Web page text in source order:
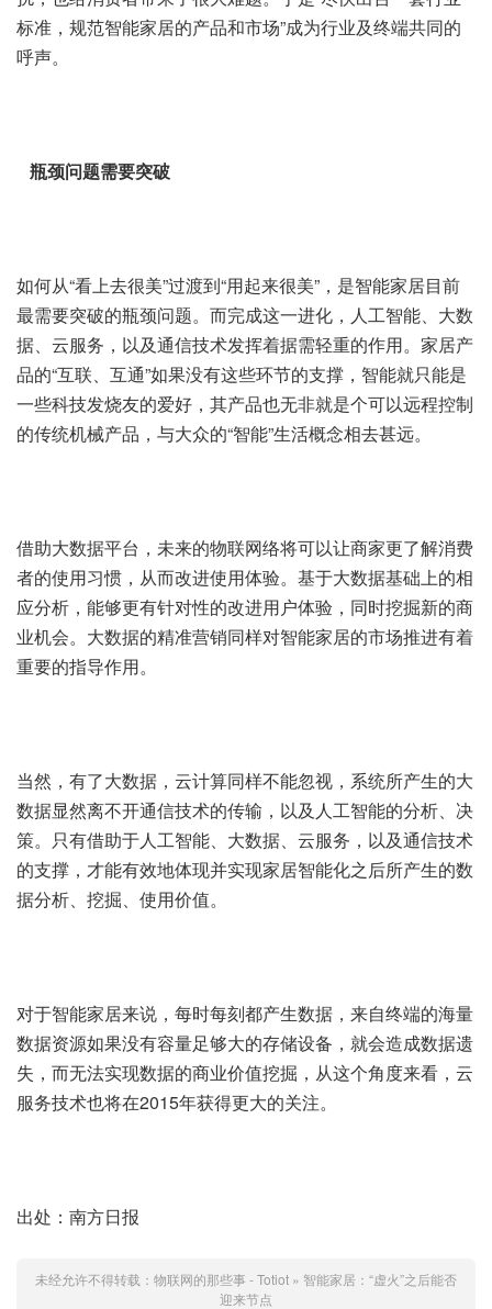
标准，规范智能家居的产品和市场”成为行业及终端共同的
呼声。
瓶颈问题需要突破
如何从“看上去很美”过渡到“用起来很美”，是智能家居目前
最需要突破的瓶颈问题。而完成这一进化，人工智能、大数
据、云服务，以及通信技术发挥着据需轻重的作用。家居产
品的“互联、互通”如果没有这些环节的支撑，智能就只能是
一些科技发烧友的爱好，其产品也无非就是个可以远程控制
的传统机械产品，与大众的“智能”生活概念相去甚远。
借助大数据平台，未来的物联网络将可以让商家更了解消费
者的使用习惯，从而改进使用体验。基于大数据基础上的相
应分析，能够更有针对性的改进用户体验，同时挖掘新的商
业机会。大数据的精准营销同样对智能家居的市场推进有着
重要的指导作用。
当然，有了大数据，云计算同样不能忽视，系统所产生的大
数据显然离不开通信技术的传输，以及人工智能的分析、决
策。只有借助于人工智能、大数据、云服务，以及通信技术
的支撑，才能有效地体现并实现家居智能化之后所产生的数
据分析、挖掘、使用价值。
对于智能家居来说，每时每刻都产生数据，来自终端的海量
数据资源如果没有容量足够大的存储设备，就会造成数据遗
失，而无法实现数据的商业价值挖掘，从这个角度来看，云
服务技术也将在2015年获得更大的关注。
出处：南方日报
未经允许不得转载： 物联网的那些事 - Totiot » 智能家居：“虚火”之后能否
迎来节点